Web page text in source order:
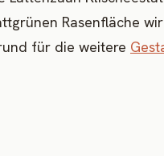
Rasenfläche
für die weitere